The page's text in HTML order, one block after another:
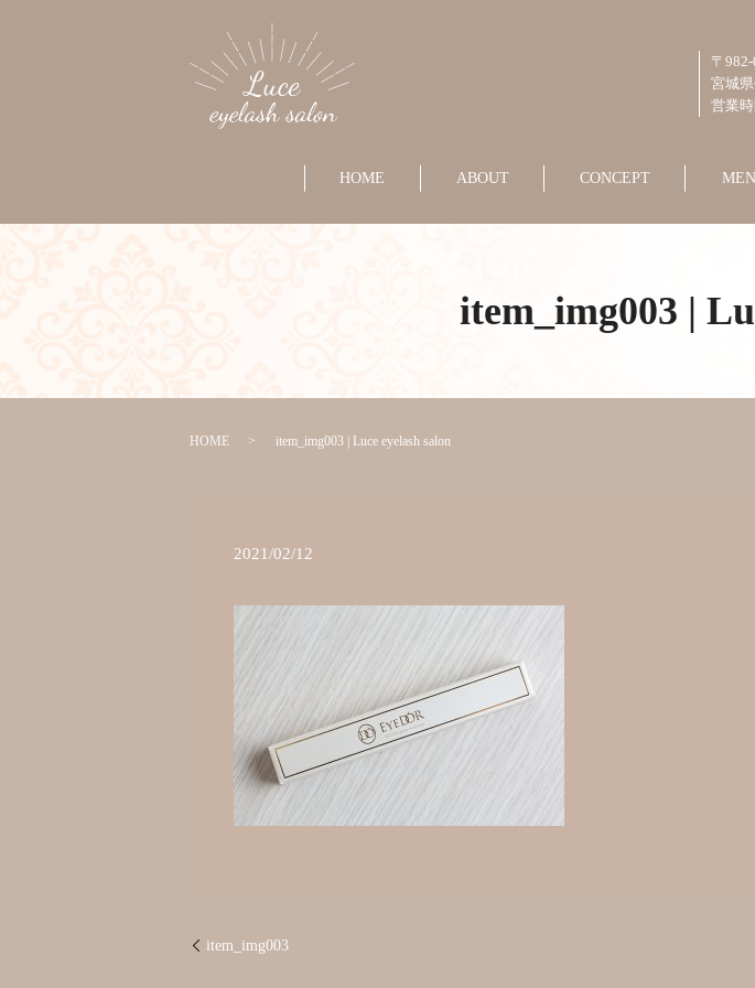
〒
宮城
営業
HOME ABOUT CONCEPT
item_img003 |
HOME item_img003 | Luce eyelash salon
2021/02/12
item_img003